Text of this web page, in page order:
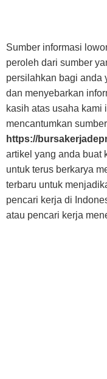
Sumber informasi
peroleh dari sumber
persilahkan bagi anda
dan menyebarkan
kasih atas usaha
mencantumkan
https://
artikel yang anda buat
untuk terus berkarya
terbaru untuk
pencari kerja di
atau pencari kerja